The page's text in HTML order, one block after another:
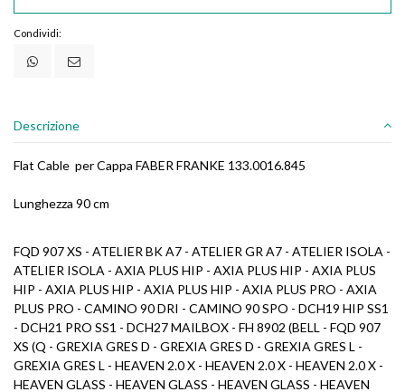
Condividi:
Descrizione
Flat Cable per Cappa FABER FRANKE 133.0016.845
Lunghezza 90 cm
FQD 907 XS - ATELIER BK A7 - ATELIER GR A7 - ATELIER ISOLA -
ATELIER ISOLA - AXIA PLUS HIP - AXIA PLUS HIP - AXIA PLUS
HIP - AXIA PLUS HIP - AXIA PLUS HIP - AXIA PLUS PRO - AXIA
PLUS PRO - CAMINO 90 DRI - CAMINO 90 SPO - DCH19 HIP SS1
- DCH21 PRO SS1 - DCH27 MAILBOX - FH 8902 (BELL - FQD 907
XS (Q - GREXIA GRES D - GREXIA GRES D - GREXIA GRES L -
GREXIA GRES L - HEAVEN 2.0 X - HEAVEN 2.0 X - HEAVEN 2.0 X -
HEAVEN GLASS - HEAVEN GLASS - HEAVEN GLASS - HEAVEN